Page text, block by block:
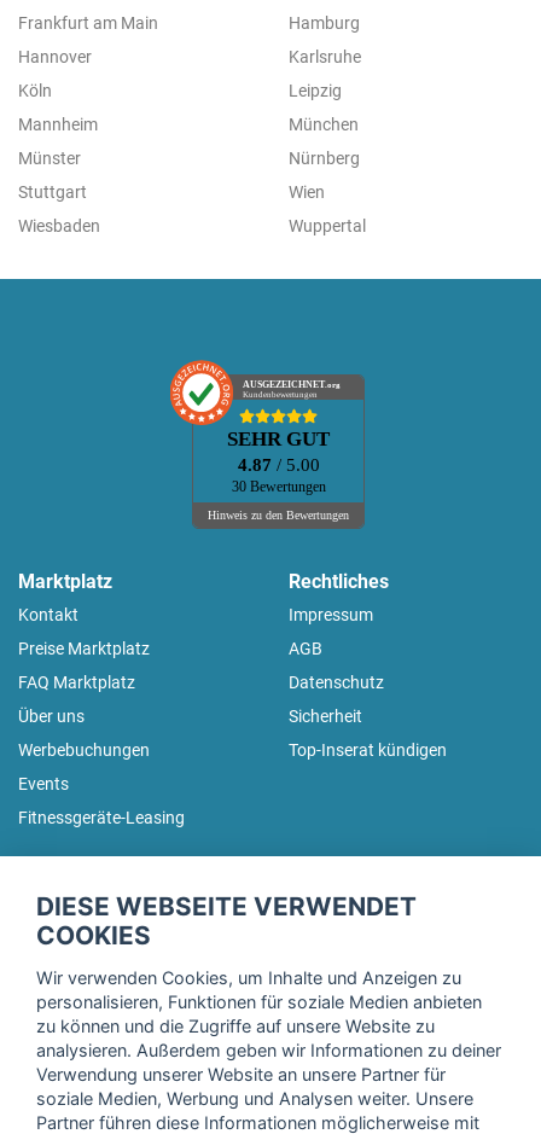
Frankfurt am Main
Hamburg
Hannover
Karlsruhe
Köln
Leipzig
Mannheim
München
Münster
Nürnberg
Stuttgart
Wien
Wiesbaden
Wuppertal
AUSGEZEICHNET.org
Kundenbewertungen
SEHR GUT
4.87 / 5.00
30 Bewertungen
Hinweis zu den Bewertungen
Marktplatz
Kontakt
Preise Marktplatz
FAQ Marktplatz
Über uns
Werbebuchungen
Events
Fitnessgeräte-Leasing
Rechtliches
Impressum
AGB
Datenschutz
Sicherheit
Top-Inserat kündigen
Trage dich hier für unseren Newsletter ein und erhalte regelmäßig
Ich stimme der Verarbeitung meiner Daten, wie in der
Einwilligungserklärungder fitnessmarkt.de services GmbH
beschrieben, zu und bestätige, dass ich das 16. Lebensjahr
DIESE WEBSEITE VERWENDET
COOKIES
Wir verwenden Cookies, um Inhalte und Anzeigen zu
personalisieren, Funktionen für soziale Medien anbieten
zu können und die Zugriffe auf unsere Website zu
analysieren. Außerdem geben wir Informationen zu deiner
Verwendung unserer Website an unsere Partner für
soziale Medien, Werbung und Analysen weiter. Unsere
Partner führen diese Informationen möglicherweise mit